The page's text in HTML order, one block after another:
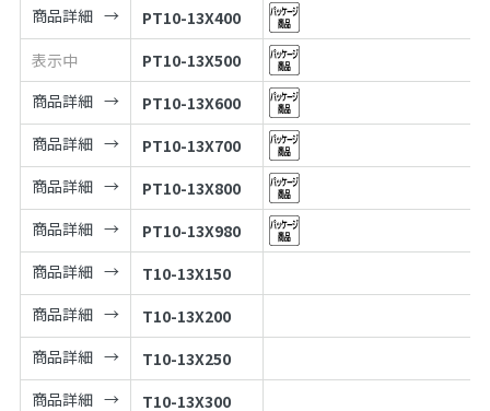
商品詳細
PT10-13X400
表示中
PT10-13X500
商品詳細
PT10-13X600
商品詳細
PT10-13X700
商品詳細
PT10-13X800
商品詳細
PT10-13X980
商品詳細
T10-13X150
商品詳細
T10-13X200
商品詳細
T10-13X250
商品詳細
T10-13X300